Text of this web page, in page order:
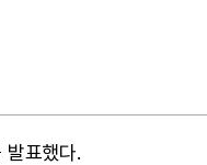
표했다.